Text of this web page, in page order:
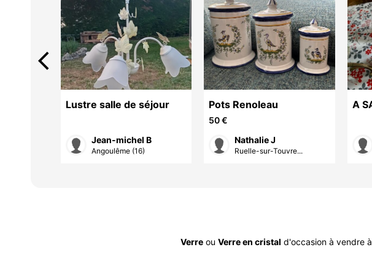
Lustre salle de séjour
Jean-michel B
Angoulême (16)
Pots Renoleau
50 €
Nathalie J
Ruelle-sur-Touvre...
A SAISIR LUSTRE de
arrow_back_ios
Verreou Verre en cristal d'occasion à vendre à